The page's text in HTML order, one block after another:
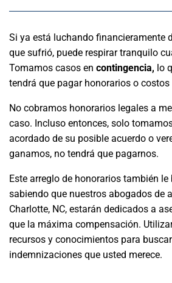
Si ya está luchando financieramente
que sufrió, puede respirar tranquilo
Tomamos casos en contingencia, lo
tendrá que pagar honorarios o
No cobramos honorarios legales a
caso. Incluso entonces, solo
acordado de su posible acuerdo o
ganamos, no tendrá que pagarnos.
Este arreglo de honorarios también
sabiendo que nuestros abogados de
Charlotte, NC, estarán dedicados a
que la máxima compensación.
recursos y conocimientos para
indemnizaciones que usted merece.